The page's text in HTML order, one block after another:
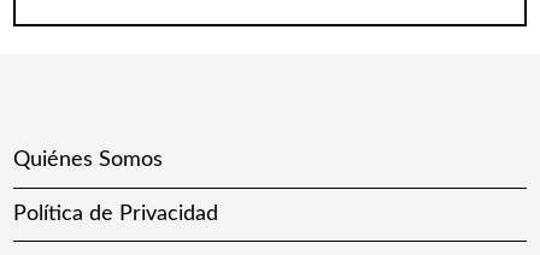
Quiénes Somos
Política de Privacidad